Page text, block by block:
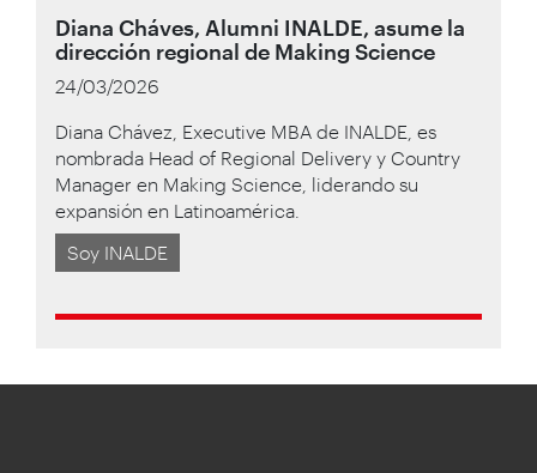
Diana Cháves, Alumni INALDE, asume la
dirección regional de Making Science
24/03/2026
Diana Chávez, Executive MBA de INALDE, es
nombrada Head of Regional Delivery y Country
Manager en Making Science, liderando su
expansión en Latinoamérica.
Soy INALDE